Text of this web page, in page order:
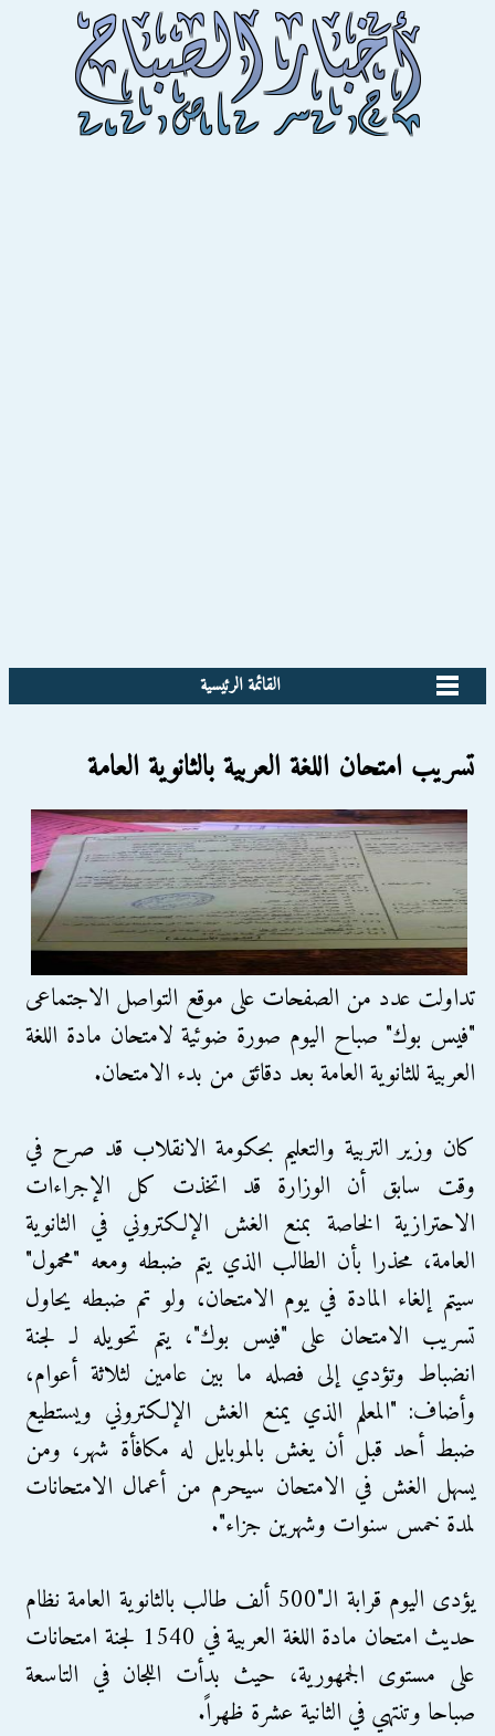
القائمة الرئيسية
تسريب امتحان اللغة العربية بالثانوية العامة
تداولت عدد من الصفحات على موقع التواصل الاجتماعى
"فيس بوك" صباح اليوم صورة ضوئية لامتحان مادة اللغة
العربية للثانوية العامة بعد دقائق من بدء الامتحان.
كان وزير التربية والتعليم بحكومة الانقلاب قد صرح في
وقت سابق أن الوزارة قد اتخذت كل الإجراءات
الاحترازية الخاصة بمنع الغش الإلكتروني في الثانوية
العامة، محذرا بأن الطالب الذي يتم ضبطه ومعه "محمول"
سيتم إلغاء المادة في يوم الامتحان، ولو تم ضبطه يحاول
تسريب الامتحان على "فيس بوك"، يتم تحويله لـ لجنة
انضباط وتؤدي إلى فصله ما بين عامين لثلاثة أعوام،
وأضاف: "المعلم الذي يمنع الغش الإلكتروني ويستطيع
ضبط أحد قبل أن يغش بالموبايل له مكافأة شهر، ومن
يسهل الغش في الامتحان سيحرم من أعمال الامتحانات
لمدة خمس سنوات وشهرين جزاء".
يؤدى اليوم قرابة الـ"500 ألف طالب بالثانوية العامة نظام
حديث امتحان مادة اللغة العربية في 1540 لجنة امتحانات
على مستوى الجمهورية، حيث بدأت اللجان في التاسعة
صباحا وتنتهي في الثانية عشرة ظهراً.